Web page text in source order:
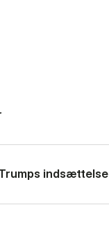
indsættelse